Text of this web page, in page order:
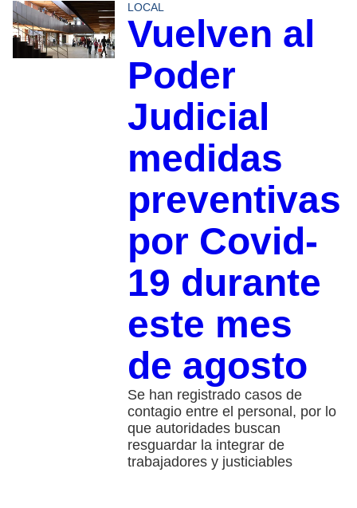
LOCAL
Vuelven al
Poder
Judicial
medidas
preventivas
por Covid-
19 durante
este mes
de agosto
Se han registrado casos de
contagio entre el personal, por lo
que autoridades buscan
resguardar la integrar de
trabajadores y justiciables